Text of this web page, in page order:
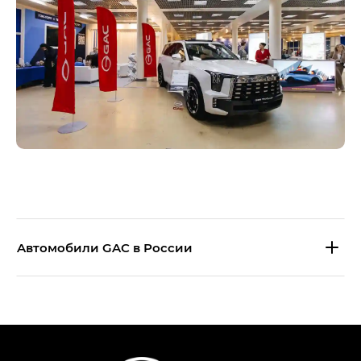
Aвтомобили GAC в России
Эс Икс ПРЕМИУМ — SX PREMIUM
S7 — Эс 7 (S7) в комплектациях